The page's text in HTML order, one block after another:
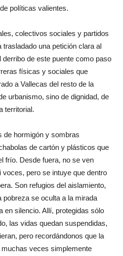
políticas valientes.
colectivos sociales y partidos
una petición clara al
de este puente como paso
físicas y sociales que
a Vallecas del resto de la
urbanismo, sino de dignidad, de
territorial.
de hormigón y sombras
de cartón y plásticos que
frío. Desde fuera, no se ven
pero se intuye que dentro
Son refugios del aislamiento,
se oculta a la mirada
en silencio. Allí, protegidas sólo
las vidas quedan suspendidas,
pero recordándonos que la
veces simplemente